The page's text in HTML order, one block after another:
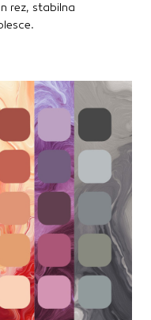
rez, stabilna